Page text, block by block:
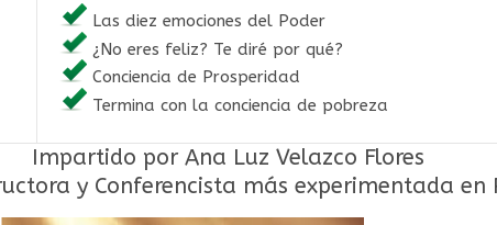
Las diez emociones del Poder
¿No eres feliz? Te diré por qué?
Conciencia de Prosperidad
Termina con la conciencia de pobreza
Impartido por Ana Luz Velazco Flores
y Conferencista más experimentada en